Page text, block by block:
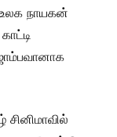
உலக நாயகன்